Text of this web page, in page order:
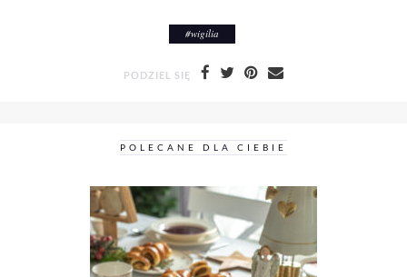
#wigilia
PODZIEL SIĘ
POLECANE DLA CIEBIE